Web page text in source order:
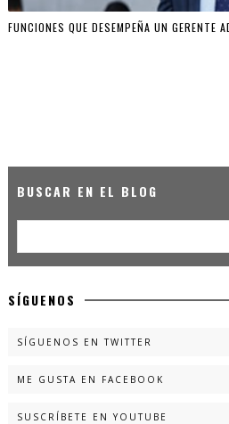
FUNCIONES QUE DESEMPEÑA UN GERENTE
BUSCAR EN EL BLOG
SÍGUENOS
SÍGUENOS EN TWITTER
ME GUSTA EN FACEBOOK
SUSCRÍBETE EN YOUTUBE